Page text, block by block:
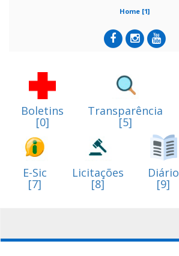
Home [1]
Boletins
[0]
Transparência
[5]
E-Sic
[7]
Licitações
[8]
Diário
[9]